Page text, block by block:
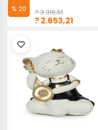
% 20 ? 3.316,51
? 2.653,21